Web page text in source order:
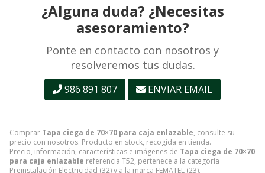
Comprar Tapa ciega de 70×70 para caja enlazable, consulte su
precio con nosotros. Producto en stock, recogida en tienda.
Precio, información, características e imágenes de Tapa ciega de 70×70
para caja enlazable referencia T52, pertenece a la categoría
Preinstalación Electricidad (32) y a la marca FEMATEL (23).
¿Alguna duda? ¿Necesitas
asesoramiento?
Ponte en contacto con nosotros y
resolveremos tus dudas.
986 891 807 ENVIAR EMAIL